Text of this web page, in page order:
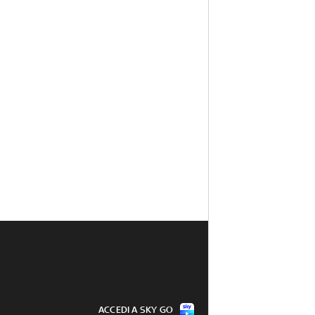
ACCEDI A SKY GO